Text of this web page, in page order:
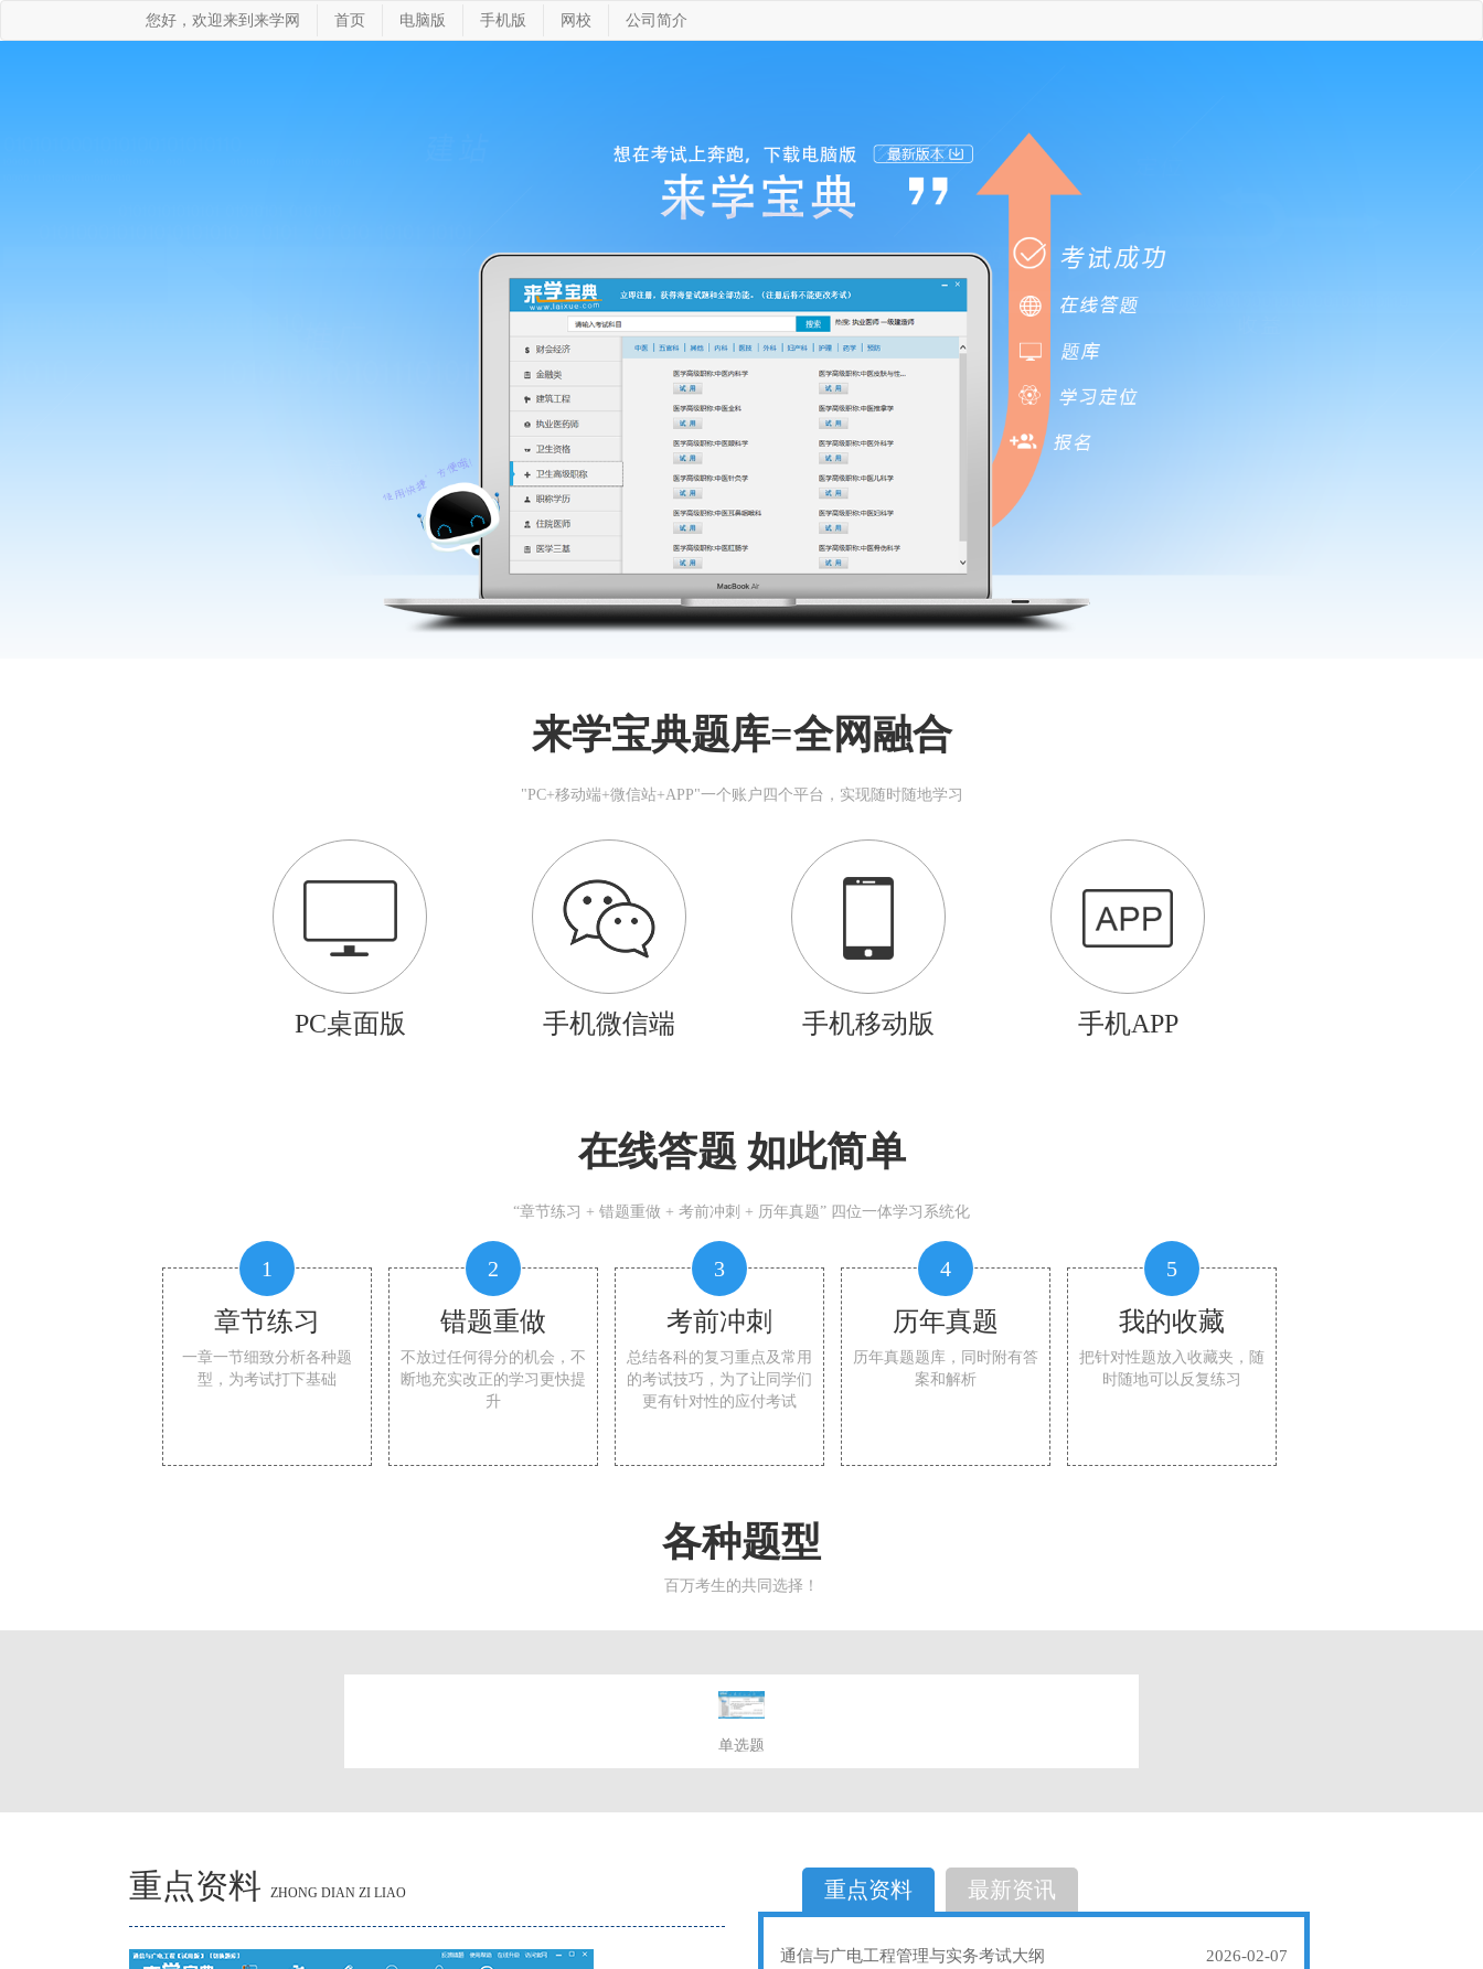
您好，欢迎来到来学网 首页 电脑版 手机版 网校 公司简介
来学宝典题库=全网融合
"PC+移动端+微信站+APP"一个账户四个平台，实现随时随地学习
PC桌面版 手机微信端 手机移动版 手机APP
在线答题 如此简单
“章节练习 + 错题重做 + 考前冲刺 + 历年真题” 四位一体学习系统化
1
章节练习
一章一节细致分析各种题
型，为考试打下基础
2
错题重做
不放过任何得分的机会，不
断地充实改正的学习更快提
升
3
考前冲刺
总结各科的复习重点及常用
的考试技巧，为了让同学们
更有针对性的应付考试
4
历年真题
历年真题题库，同时附有答
案和解析
5
我的收藏
把针对性题放入收藏夹，随
时随地可以反复练习
各种题型
百万考生的共同选择！
单选题
选择题
重点资料 ZHONG DIAN ZI LIAO 重点资料 最新资讯
通信与广电工程管理与实务考试大纲 2026-02-07